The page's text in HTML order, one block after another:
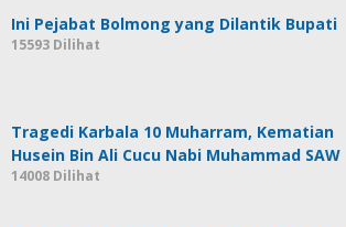
Ini Pejabat Bolmong yang Dilantik Bupati
15593 Dilihat
Tragedi Karbala 10 Muharram, Kematian
Husein Bin Ali Cucu Nabi Muhammad SAW
14008 Dilihat